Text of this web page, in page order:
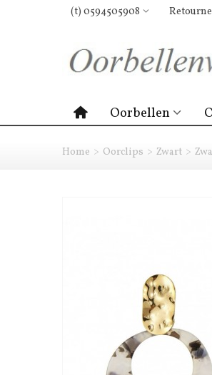
(t) 0594505908
Oorbellen
Home > Oorclips > Zwart >